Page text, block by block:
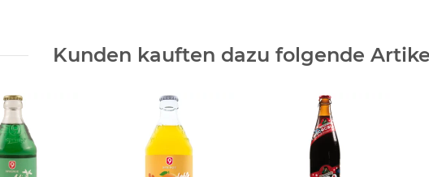
Kunden kauften dazu folgende